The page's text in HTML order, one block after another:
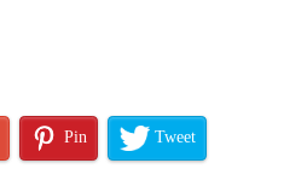
Pin Tweet